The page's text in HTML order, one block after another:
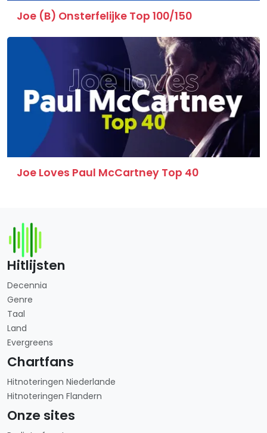
Joe (B) Onsterfelijke Top 100/150
Joe Loves Paul McCartney Top 40
Hitlijsten
Decennia
Genre
Taal
Land
Evergreens
Chartfans
Hitnoteringen Niederlande
Hitnoteringen Flandern
Onze sites